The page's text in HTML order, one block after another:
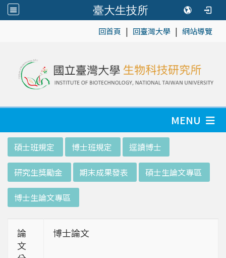
臺大生技所
回首頁 | 回臺灣大學 | 網站導覽
MENU
碩士班規定 博士班規定 逕讀博士
研究生獎勵金 期末成果發表 碩士生論文專區
博士生論文專區
論
文
博士論文